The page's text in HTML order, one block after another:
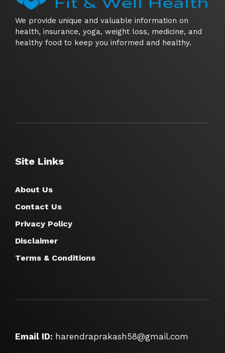
We provide unique and valuable information on
health, insurance, yoga, weight loss, medicine, and
healthy food to keep you informed and healthy.
Site Links
About Us
Contact Us
Privacy Policy
Disclaimer
Terms & Conditions
Email ID: harendraprakash58@gmail.com